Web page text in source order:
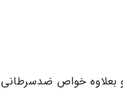
و بعلاوه خواص ضدسرطانی